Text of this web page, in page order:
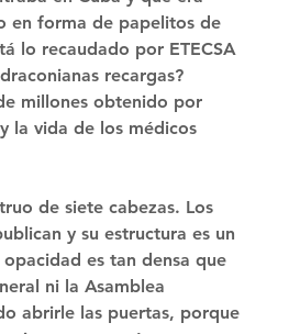
en forma de papelitos de
lo recaudado por ETECSA
recargas?
millones obtenido por
la vida de los médicos
de siete cabezas. Los
y su estructura es un
es tan densa que
ni la Asamblea
abrirle las puertas, porque